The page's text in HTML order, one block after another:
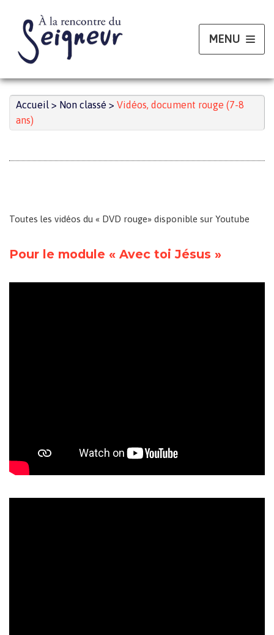
Aller
contenu
Accueil> Non classé > Vidéos, document rouge (7-8
ans)
Toutes les vidéos du « DVD rouge» disponible sur Youtube
Pour le module « Avec toi Jésus »